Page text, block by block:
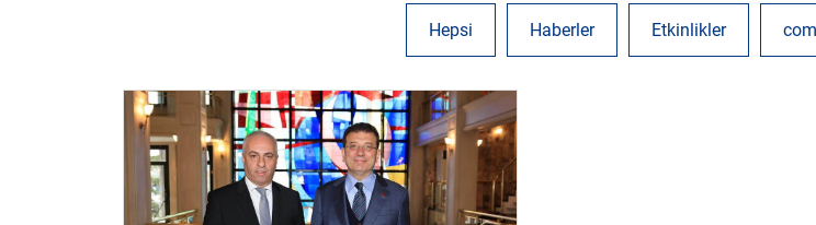
Hepsi Haberler Etkinlikler